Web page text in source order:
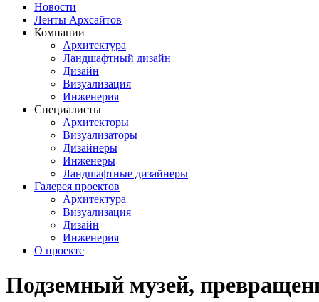
Новости
Ленты Архсайтов
Компании
Архитектура
Ландшафтный дизайн
Дизайн
Визуализация
Инженерия
Специалисты
Архитекторы
Визуализаторы
Дизайнеры
Инженеры
Ландшафтные дизайнеры
Галерея проектов
Архитектура
Визуализация
Дизайн
Инженерия
О проекте
Подземный музей,